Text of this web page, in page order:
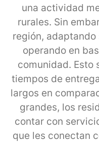
una actividad
rurales. Sin
región,
operando en
comunidad. Esto
tiempos de
largos en
grandes, los
contar con
que les conectan